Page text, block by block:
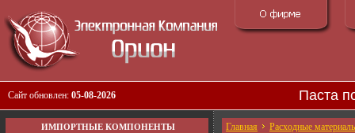
Сайт обновлен: 05-08-2026 Паста
ИМПОРТНЫЕ КОМПОНЕНТЫ Главная Расходные